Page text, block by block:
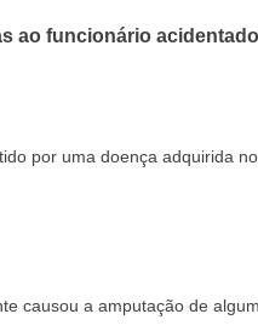
ao funcionário
por uma doença adquirida
causou a amputação de